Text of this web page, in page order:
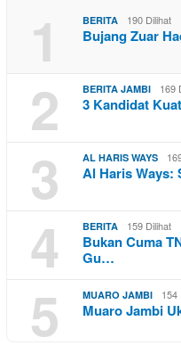
1 BERITA 190 Dilihat
Bujang Zuar
2 BERITA JAMBI 169
3 Kandidat
3 AL HARIS WAYS
Al Haris Ways:
4 BERITA 159 Dilihat
Bukan Cuma
Gu…
5 MUARO JAMBI 154
Muaro Jambi